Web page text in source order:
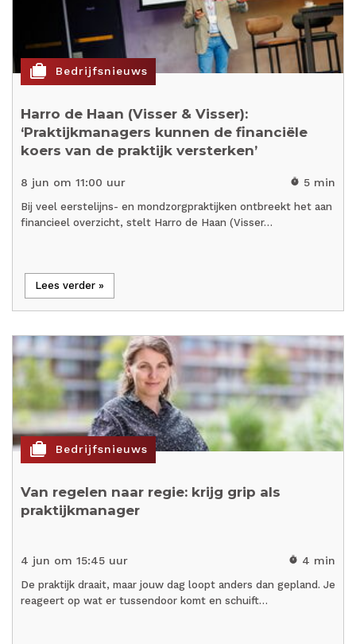
cases Bedrijfsnieuws
Harro de Haan (Visser & Visser):
‘Praktijkmanagers kunnen de financiële
koers van de praktijk versterken’
8 jun om 11:00 uur timer 5 min
Bij veel eerstelijns- en mondzorgpraktijken ontbreekt het aan
financieel overzicht, stelt Harro de Haan (Visser…
Lees verder »
cases Bedrijfsnieuws
Van regelen naar regie: krijg grip als
praktijkmanager
4 jun om 15:45 uur timer 4 min
De praktijk draait, maar jouw dag loopt anders dan gepland. Je
reageert op wat er tussendoor komt en schuift…